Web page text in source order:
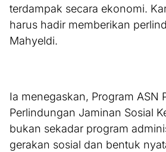
terdampak secara ekonomi.
harus hadir memberikan
Mahyeldi.
Ia menegaskan, Program ASN
Perlindungan Jaminan Sosial
bukan sekadar program
gerakan sosial dan bentuk